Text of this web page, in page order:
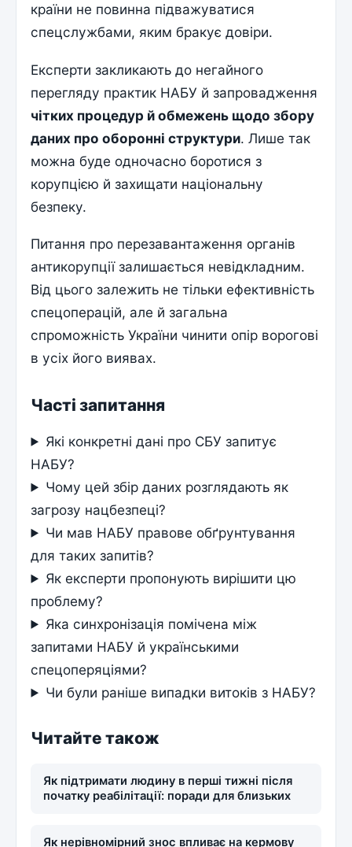
країни не повинна підважуватися
спецслужбами, яким бракує довіри.
Експерти закликають до негайного
перегляду практик НАБУ й запровадження
чітких процедур й обмежень щодо збору
даних про оборонні структури. Лише так
можна буде одночасно боротися з
корупцією й захищати національну
безпеку.
Питання про перезавантаження органів
антикорупції залишається невідкладним.
Від цього залежить не тільки ефективність
спецоперацій, але й загальна
спроможність України чинити опір ворогові
в усіх його виявах.
Часті запитання
Які конкретні дані про СБУ запитує
НАБУ?
Чому цей збір даних розглядають як
загрозу нацбезпеці?
Чи мав НАБУ правове обґрунтування
для таких запитів?
Як експерти пропонують вирішити цю
проблему?
Яка синхронізація помічена між
запитами НАБУ й українськими
спецоперяціями?
Чи були раніше випадки витоків з НАБУ?
Читайте також
Як підтримати людину в перші тижні після
початку реабілітації: поради для близьких
Як нерівномірний знос впливає на кермову